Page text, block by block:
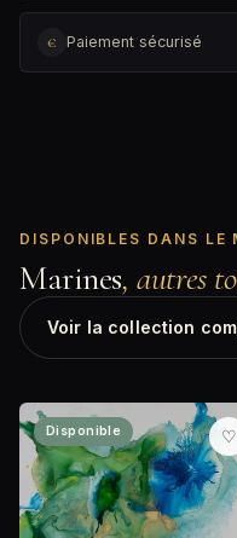
€ Paiement sécurisé
DISPONIBLES DANS LE
Marines, autres
Voir la collection
Disponible ♡